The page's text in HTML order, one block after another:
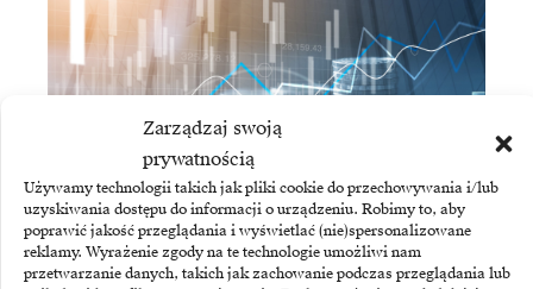
Zarządzaj swoją
prywatnością
Używamy technologii takich jak pliki cookie do przechowywania i/lub
uzyskiwania dostępu do informacji o urządzeniu. Robimy to, aby
poprawić jakość przeglądania i wyświetlać (nie)spersonalizowane
reklamy. Wyrażenie zgody na te technologie umożliwi nam
przetwarzanie danych, takich jak zachowanie podczas przeglądania lub
ASSECO BUSINESS SOLUTIONS